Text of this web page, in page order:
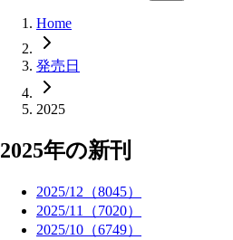
Home
発売日
2025
2025年の新刊
2025/12 （8045）
2025/11 （7020）
2025/10 （6749）